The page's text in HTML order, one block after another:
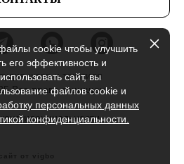
штор и текстиля
Все права защищены
cookie чтобы улучшить
его эффективность и
сайт, вы
файлов cookie и
персональных данных
конфиденциальности.